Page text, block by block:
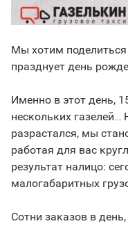
Мы хотим
празднует день
Именно в этот день,
нескольких газелей…
разрастался, мы
работая для вас
результат налицо:
малогабаритных
Сотни заказов в